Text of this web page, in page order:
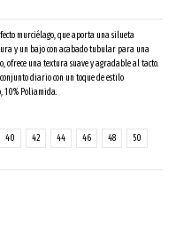
murciélago, que aporta una silueta
y un bajo con acabado tubular para una
ofrece una textura suave y agradable al tacto.
diario con un toque de estilo
10% Poliamida.
40 42 44 46 48 50